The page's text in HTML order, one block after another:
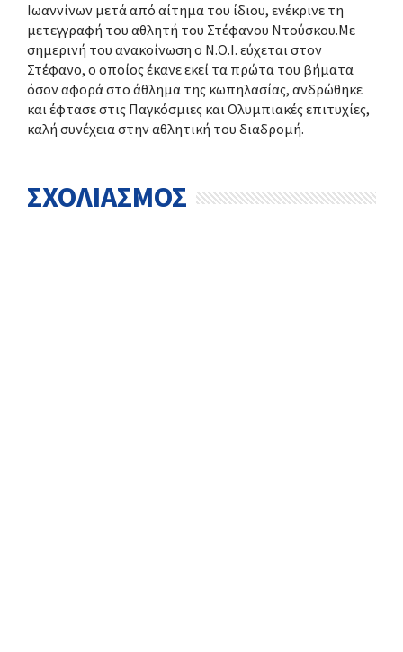
Ιωαννίνων μετά από αίτημα του ίδιου, ενέκρινε τη
μετεγγραφή του αθλητή του Στέφανου Ντούσκου.Με
σημερινή του ανακοίνωση ο Ν.Ο.Ι. εύχεται στον
Στέφανο, ο οποίος έκανε εκεί τα πρώτα του βήματα
όσον αφορά στο άθλημα της κωπηλασίας, ανδρώθηκε
και έφτασε στις Παγκόσμιες και Ολυμπιακές επιτυχίες,
καλή συνέχεια στην αθλητική του διαδρομή.
ΣΧΟΛΙΑΣΜΟΣ